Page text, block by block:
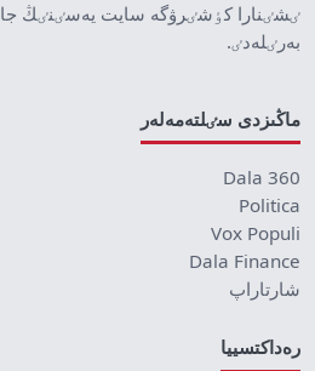
ٸشٸنارا كٶشٸرۋگە سايت يەسٸنٸڭ
بەرٸلەدٸ.
ماڭىزدى سٸلتەمەلەر
Dala 360
Politica
Vox Populi
Dala Finance
شارتاراپ
رەداكتسييا